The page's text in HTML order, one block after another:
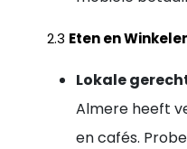
2.3 Eten en
Lokale
Almere heeft
en cafés.